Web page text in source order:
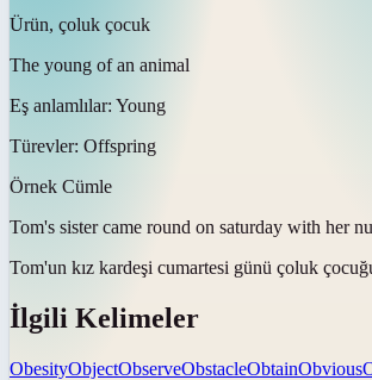
Ürün, çoluk çocuk
The young of an animal
Eş anlamlılar: Young
Türevler: Offspring
Örnek Cümle
Tom's sister came round on saturday with her
Tom'un kız kardeşi cumartesi günü çoluk
İlgili Kelimeler
ObesityObjectObserveObstacleObtainObvious